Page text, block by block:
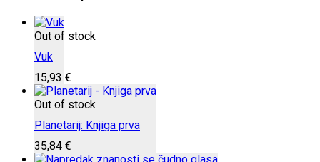
Out of stock
Vuk
15,93 €
Out of stock
Planetarij: Knjiga prva
35,84 €